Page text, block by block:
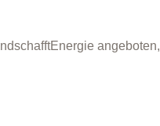
angeboten,